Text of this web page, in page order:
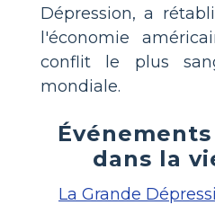
Dépression, a
l'économie
conflit le plus
mondiale.
dans la
La Grande